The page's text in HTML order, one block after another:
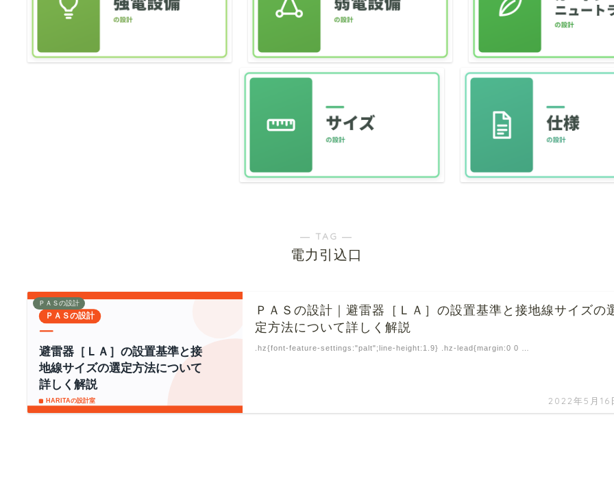
― TAG ―
電力引込口
ＰＡＳの設計
ＰＡＳの設計｜避雷器［ＬＡ］の設置基準と接地線サイズの
定方法について詳しく解説
2022年5月16
.hz{font-feature-settings:"palt";line-height:1.9} .hz-lead{margin:0 0 …